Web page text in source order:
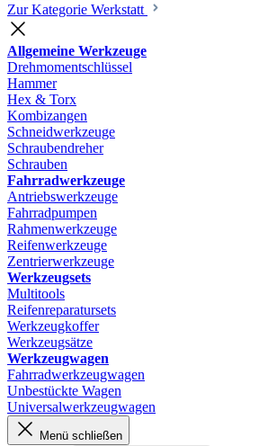
Zur Kategorie Werkstatt
Allgemeine Werkzeuge
Drehmomentschlüssel
Hammer
Hex & Torx
Kombizangen
Schneidwerkzeuge
Schraubendreher
Schrauben
Fahrradwerkzeuge
Antriebswerkzeuge
Fahrradpumpen
Rahmenwerkzeuge
Reifenwerkzeuge
Zentrierwerkzeuge
Werkzeugsets
Multitools
Reifenreparatursets
Werkzeugkoffer
Werkzeugsätze
Werkzeugwagen
Fahrradwerkzeugwagen
Unbestückte Wagen
Universalwerkzeugwagen
Menü schließen